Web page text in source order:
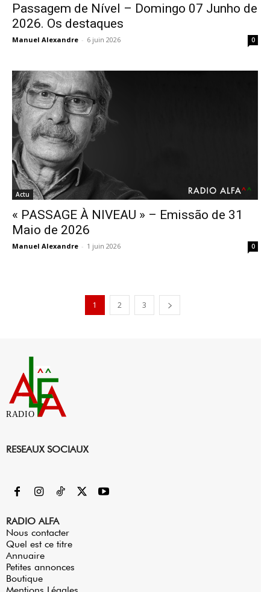
Passagem de Nível – Domingo 07 Junho de
2026. Os destaques
Manuel Alexandre - 6 juin 2026 0
Actu
« PASSAGE À NIVEAU » – Emissão de 31
Maio de 2026
Manuel Alexandre - 1 juin 2026 0
1 2 3
RADIO
RESEAUX SOCIAUX
RADIO ALFA
Nous contacter
Quel est ce titre
Annuaire
Petites annonces
Boutique